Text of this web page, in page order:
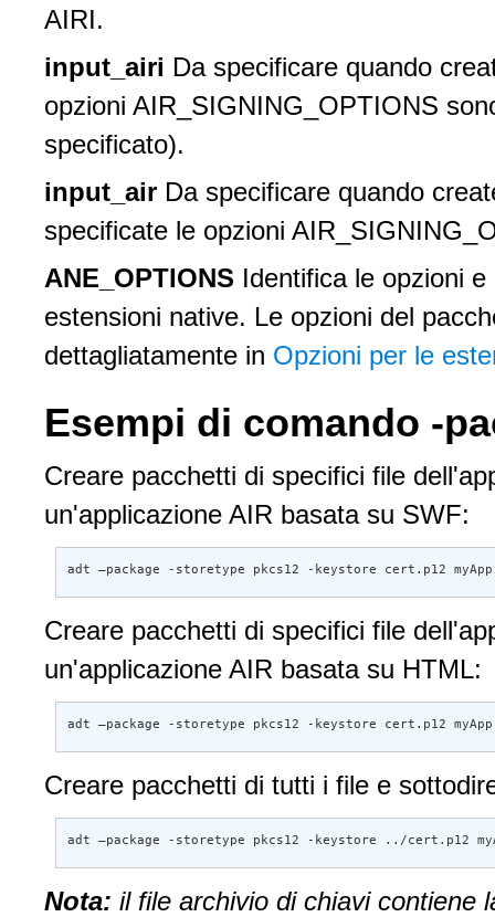
AIRI.
input_airi Da specificare quando
opzioni AIR_SIGNING_OPTIONS
specificato).
input_air Da specificare quando
specificate le opzioni
ANE_OPTIONS Identifica le opzioni
estensioni native. Le opzioni del
dettagliatamente in Opzioni per le
Esempi di comando -
Creare pacchetti di specifici file
un'applicazione AIR basata su SWF:
adt –package -storetype pkcs12 -keystore cert.p12
Creare pacchetti di specifici file
un'applicazione AIR basata su HTML:
adt –package -storetype pkcs12 -keystore cert.p12
Creare pacchetti di tutti i file e
adt –package -storetype pkcs12 -keystore ../cert.p12
Nota: il file archivio di chiavi contiene